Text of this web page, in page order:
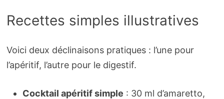
Recettes simples illustratives
Voici deux déclinaisons pratiques : l’une pour
l’apéritif, l’autre pour le digestif.
Cocktail apéritif simple : 30 ml d’amaretto,